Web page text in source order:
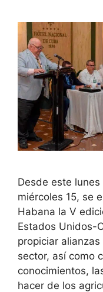
Desde este
miércoles 15, se
Habana la V
Estados Unidos-
propiciar
sector, así como
conocimientos,
hacer de los